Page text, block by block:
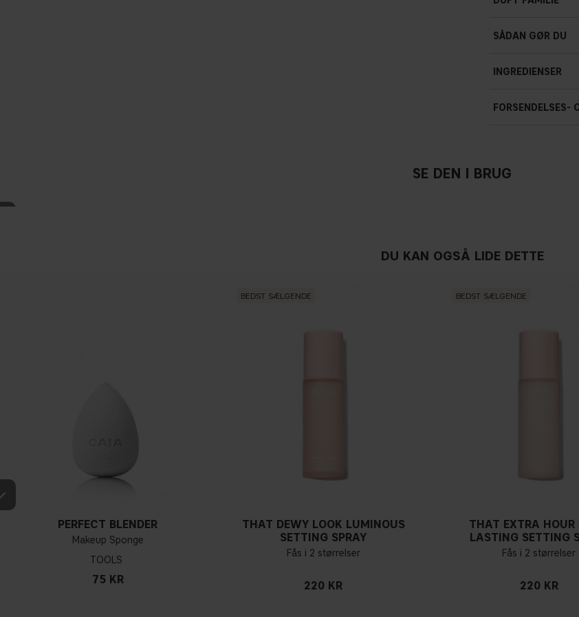
SÅDAN GØR DU
INGREDIENSER
FORSENDELSES-
SE DEN I BRUG
DU KAN OGSÅ LIDE DETTE
PERFECT BLENDER
Makeup Sponge
TOOLS
75 KR
BEDST SÆLGENDE
THAT DEWY LOOK LUMINOUS
SETTING SPRAY
Fås i 2 størrelser
220 KR
BEDST SÆLGENDE
THAT EXTRA HOUR
LASTING SETTING
Fås i 2 størrelser
220 KR